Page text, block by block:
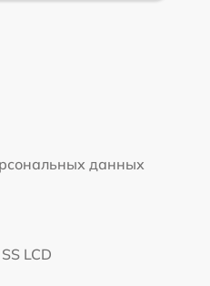
данных
LCD